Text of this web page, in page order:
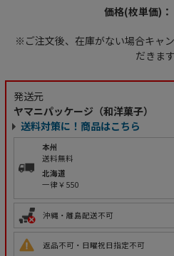
価格(枚単価)：
※ご注文後、在庫がない場合キャ
だきます
発送元
ヤマニパッケージ（和洋菓子）
送料対策に！商品はこちら
本州
送料無料
北海道
一律￥550
沖縄・離島配送不可
返品不可・日曜祝日指定不可